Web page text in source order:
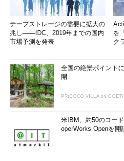
テープストレージの需要に拡大の
兆し――IDC、2019年までの国内
市場予測を発表
を
ク
全国の絶景ポイント
開
PR(COCO VILLA on
米IBM、約50のコー
operWorks Openを開